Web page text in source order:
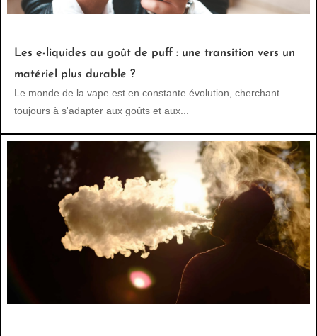
Les e-liquides au goût de puff : une transition vers un
matériel plus durable ?
Le monde de la vape est en constante évolution, cherchant
toujours à s'adapter aux goûts et aux...